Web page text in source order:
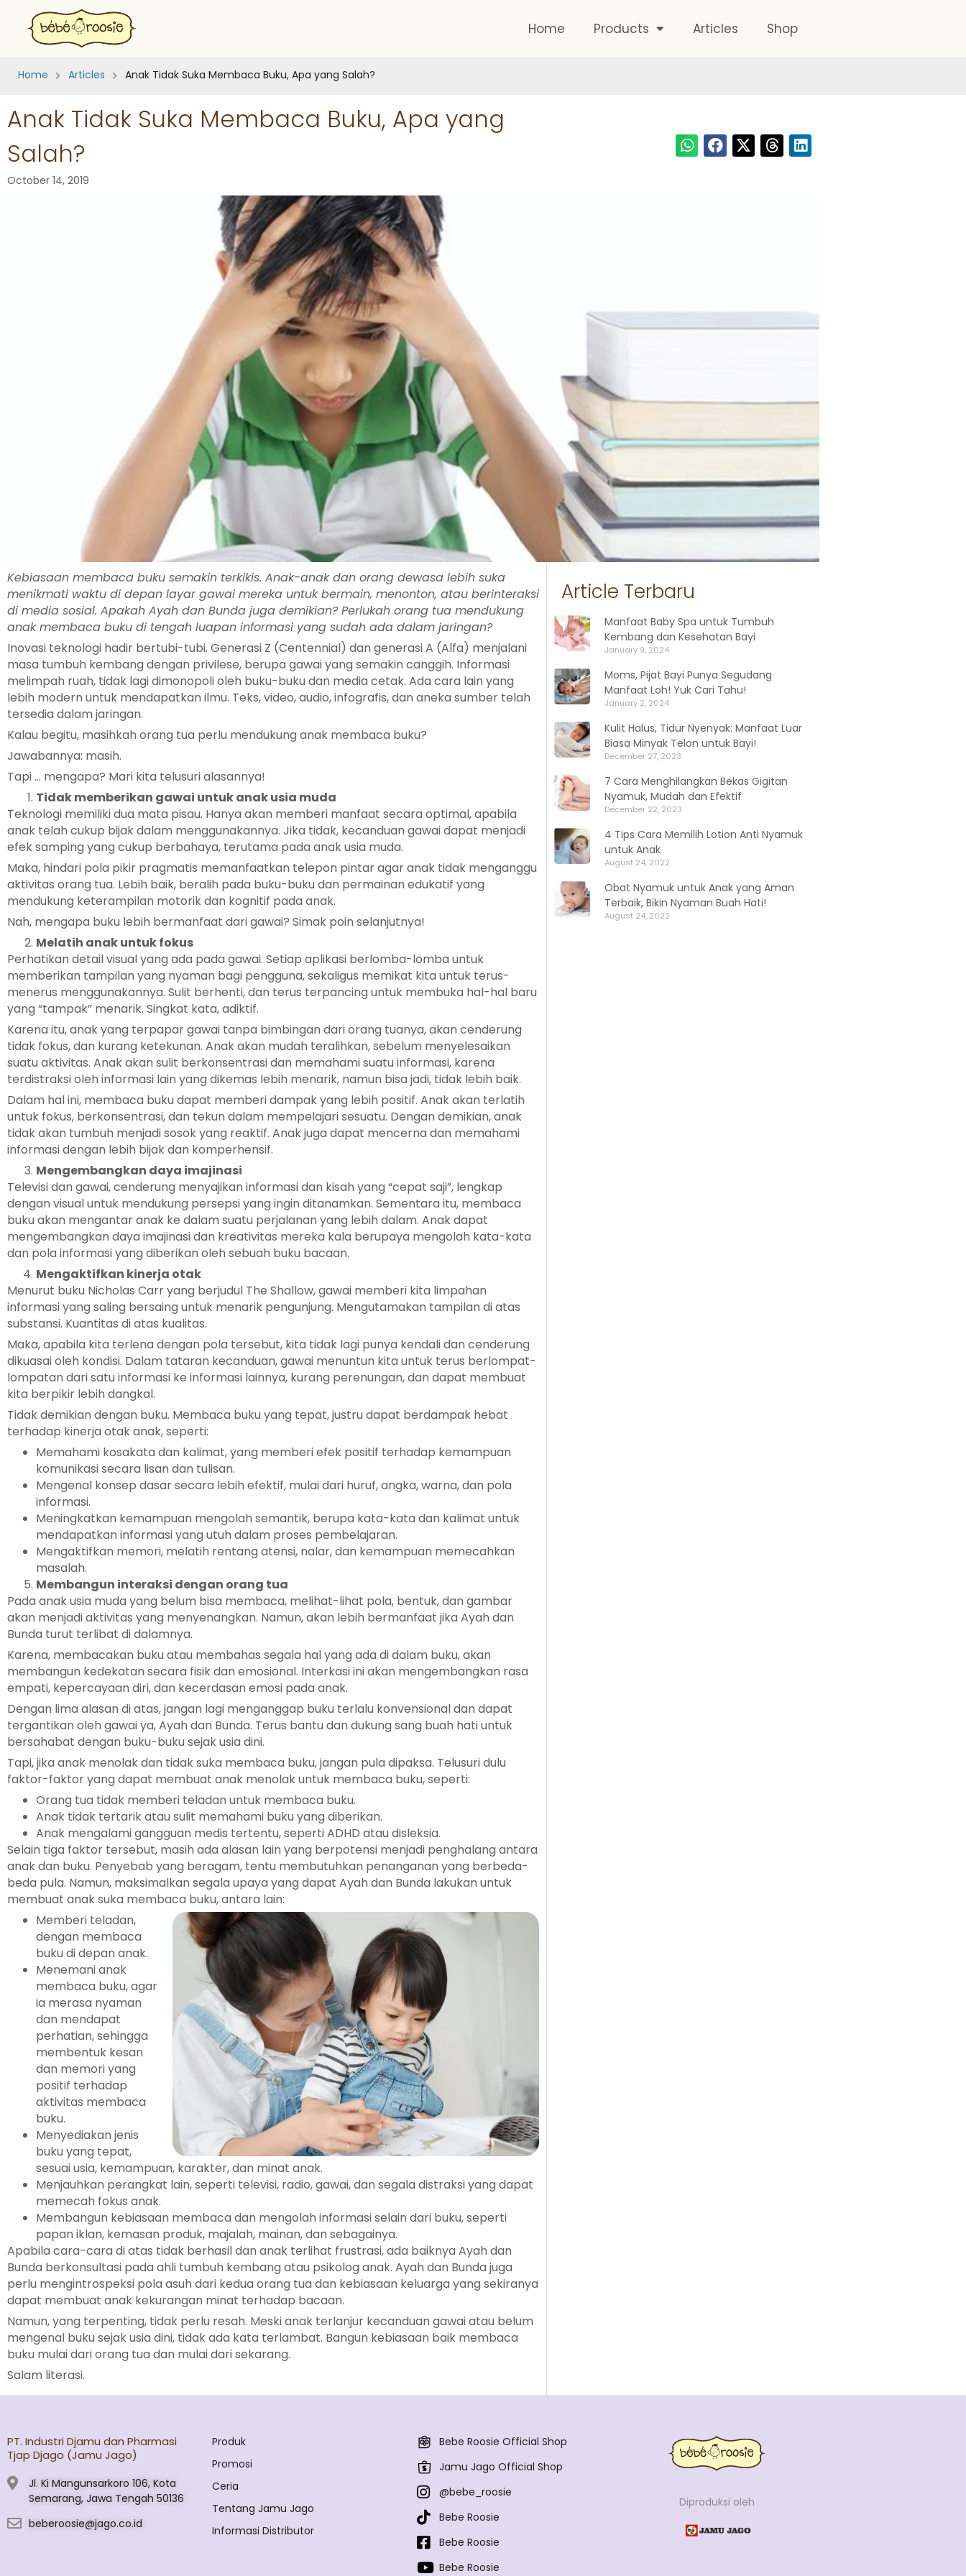
Home Products Articles Shop
Home Articles Anak Tidak Suka Membaca Buku, Apa yang Salah?
Anak Tidak Suka Membaca Buku, Apa yang
Salah?
October 14, 2019
Kebiasaan membaca buku semakin terkikis. Anak-anak dan orang dewasa lebih suka
menikmati waktu di depan layar gawai mereka untuk bermain, menonton, atau berinteraksi
di media sosial. Apakah Ayah dan Bunda juga demikian? Perlukah orang tua mendukung
anak membaca buku di tengah luapan informasi yang sudah ada dalam jaringan?
Inovasi teknologi hadir bertubi-tubi. Generasi Z (Centennial) dan generasi A (Alfa) menjalani
masa tumbuh kembang dengan privilese, berupa gawai yang semakin canggih. Informasi
melimpah ruah, tidak lagi dimonopoli oleh buku-buku dan media cetak. Ada cara lain yang
lebih modern untuk mendapatkan ilmu. Teks, video, audio, infografis, dan aneka sumber telah
tersedia dalam jaringan.
Kalau begitu, masihkah orang tua perlu mendukung anak membaca buku?
Jawabannya: masih.
Tapi … mengapa? Mari kita telusuri alasannya!
Tidak memberikan gawai untuk anak usia muda
Teknologi memiliki dua mata pisau. Hanya akan memberi manfaat secara optimal, apabila
anak telah cukup bijak dalam menggunakannya. Jika tidak, kecanduan gawai dapat menjadi
efek samping yang cukup berbahaya, terutama pada anak usia muda.
Maka, hindari pola pikir pragmatis memanfaatkan telepon pintar agar anak tidak menganggu
aktivitas orang tua. Lebih baik, beralih pada buku-buku dan permainan edukatif yang
mendukung keterampilan motorik dan kognitif pada anak.
Nah, mengapa buku lebih bermanfaat dari gawai? Simak poin selanjutnya!
Melatih anak untuk fokus
Perhatikan detail visual yang ada pada gawai. Setiap aplikasi berlomba-lomba untuk
memberikan tampilan yang nyaman bagi pengguna, sekaligus memikat kita untuk terus-
menerus menggunakannya. Sulit berhenti, dan terus terpancing untuk membuka hal-hal baru
yang “tampak” menarik. Singkat kata, adiktif.
Karena itu, anak yang terpapar gawai tanpa bimbingan dari orang tuanya, akan cenderung
tidak fokus, dan kurang ketekunan. Anak akan mudah teralihkan, sebelum menyelesaikan
suatu aktivitas. Anak akan sulit berkonsentrasi dan memahami suatu informasi, karena
terdistraksi oleh informasi lain yang dikemas lebih menarik, namun bisa jadi, tidak lebih baik.
Dalam hal ini, membaca buku dapat memberi dampak yang lebih positif. Anak akan terlatih
untuk fokus, berkonsentrasi, dan tekun dalam mempelajari sesuatu. Dengan demikian, anak
tidak akan tumbuh menjadi sosok yang reaktif. Anak juga dapat mencerna dan memahami
informasi dengan lebih bijak dan komperhensif.
Mengembangkan daya imajinasi
Televisi dan gawai, cenderung menyajikan informasi dan kisah yang “cepat saji”, lengkap
dengan visual untuk mendukung persepsi yang ingin ditanamkan. Sementara itu, membaca
buku akan mengantar anak ke dalam suatu perjalanan yang lebih dalam. Anak dapat
mengembangkan daya imajinasi dan kreativitas mereka kala berupaya mengolah kata-kata
dan pola informasi yang diberikan oleh sebuah buku bacaan.
Mengaktifkan kinerja otak
Menurut buku Nicholas Carr yang berjudul The Shallow, gawai memberi kita limpahan
informasi yang saling bersaing untuk menarik pengunjung. Mengutamakan tampilan di atas
substansi. Kuantitas di atas kualitas.
Maka, apabila kita terlena dengan pola tersebut, kita tidak lagi punya kendali dan cenderung
dikuasai oleh kondisi. Dalam tataran kecanduan, gawai menuntun kita untuk terus berlompat-
lompatan dari satu informasi ke informasi lainnya, kurang perenungan, dan dapat membuat
kita berpikir lebih dangkal.
Tidak demikian dengan buku. Membaca buku yang tepat, justru dapat berdampak hebat
terhadap kinerja otak anak, seperti:
Memahami kosakata dan kalimat, yang memberi efek positif terhadap kemampuan
komunikasi secara lisan dan tulisan.
Mengenal konsep dasar secara lebih efektif, mulai dari huruf, angka, warna, dan pola
informasi.
Meningkatkan kemampuan mengolah semantik, berupa kata-kata dan kalimat untuk
mendapatkan informasi yang utuh dalam proses pembelajaran.
Mengaktifkan memori, melatih rentang atensi, nalar, dan kemampuan memecahkan
masalah.
Membangun interaksi dengan orang tua
Pada anak usia muda yang belum bisa membaca, melihat-lihat pola, bentuk, dan gambar
akan menjadi aktivitas yang menyenangkan. Namun, akan lebih bermanfaat jika Ayah dan
Bunda turut terlibat di dalamnya.
Karena, membacakan buku atau membahas segala hal yang ada di dalam buku, akan
membangun kedekatan secara fisik dan emosional. Interkasi ini akan mengembangkan rasa
empati, kepercayaan diri, dan kecerdasan emosi pada anak.
Dengan lima alasan di atas, jangan lagi menganggap buku terlalu konvensional dan dapat
tergantikan oleh gawai ya, Ayah dan Bunda. Terus bantu dan dukung sang buah hati untuk
bersahabat dengan buku-buku sejak usia dini.
Tapi, jika anak menolak dan tidak suka membaca buku, jangan pula dipaksa. Telusuri dulu
faktor-faktor yang dapat membuat anak menolak untuk membaca buku, seperti:
Orang tua tidak memberi teladan untuk membaca buku.
Anak tidak tertarik atau sulit memahami buku yang diberikan.
Anak mengalami gangguan medis tertentu, seperti ADHD atau disleksia.
Selain tiga faktor tersebut, masih ada alasan lain yang berpotensi menjadi penghalang antara
anak dan buku. Penyebab yang beragam, tentu membutuhkan penanganan yang berbeda-
beda pula. Namun, maksimalkan segala upaya yang dapat Ayah dan Bunda lakukan untuk
membuat anak suka membaca buku, antara lain:
Memberi teladan,
dengan membaca
buku di depan anak.
Menemani anak
membaca buku, agar
ia merasa nyaman
dan mendapat
perhatian, sehingga
membentuk kesan
dan memori yang
positif terhadap
aktivitas membaca
buku.
Menyediakan jenis
buku yang tepat,
sesuai usia, kemampuan, karakter, dan minat anak.
Menjauhkan perangkat lain, seperti televisi, radio, gawai, dan segala distraksi yang dapat
memecah fokus anak.
Membangun kebiasaan membaca dan mengolah informasi selain dari buku, seperti
papan iklan, kemasan produk, majalah, mainan, dan sebagainya.
Apabila cara-cara di atas tidak berhasil dan anak terlihat frustrasi, ada baiknya Ayah dan
Bunda berkonsultasi pada ahli tumbuh kembang atau psikolog anak. Ayah dan Bunda juga
perlu mengintrospeksi pola asuh dari kedua orang tua dan kebiasaan keluarga yang sekiranya
dapat membuat anak kekurangan minat terhadap bacaan.
Namun, yang terpenting, tidak perlu resah. Meski anak terlanjur kecanduan gawai atau belum
mengenal buku sejak usia dini, tidak ada kata terlambat. Bangun kebiasaan baik membaca
buku mulai dari orang tua dan mulai dari sekarang.
Salam literasi.
Article Terbaru
Manfaat Baby Spa untuk Tumbuh
Kembang dan Kesehatan Bayi
January 9, 2024
Moms, Pijat Bayi Punya Segudang
Manfaat Loh! Yuk Cari Tahu!
January 2, 2024
Kulit Halus, Tidur Nyenyak: Manfaat Luar
Biasa Minyak Telon untuk Bayi!
December 27, 2023
7 Cara Menghilangkan Bekas Gigitan
Nyamuk, Mudah dan Efektif
December 22, 2023
4 Tips Cara Memilih Lotion Anti Nyamuk
untuk Anak
August 24, 2022
Obat Nyamuk untuk Anak yang Aman
Terbaik, Bikin Nyaman Buah Hati!
August 24, 2022
PT. Industri Djamu dan Pharmasi
Tjap Djago (Jamu Jago)
Jl. Ki Mangunsarkoro 106, Kota
Semarang, Jawa Tengah 50136
beberoosie@jago.co.id
Produk
Promosi
Ceria
Tentang Jamu Jago
Informasi Distributor
Bebe Roosie Official Shop
Jamu Jago Official Shop
@bebe_roosie
Bebe Roosie
Bebe Roosie
Bebe Roosie
Diproduksi oleh